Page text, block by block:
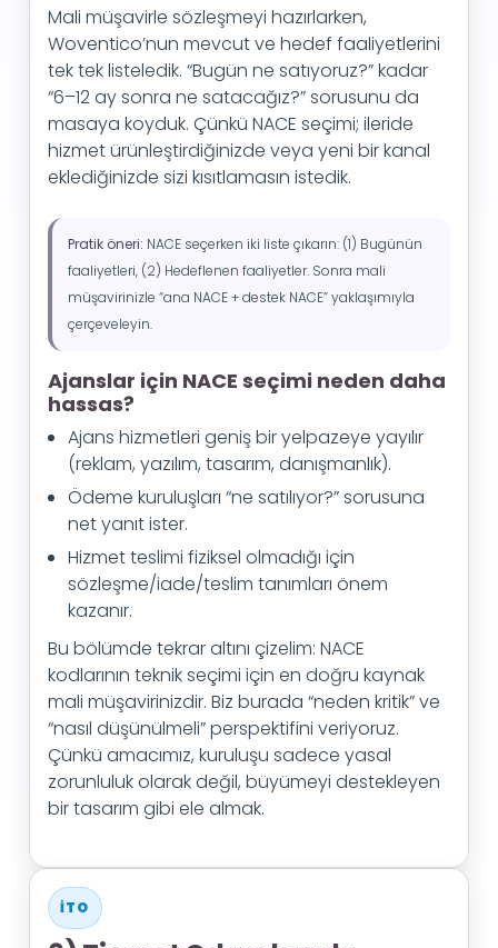
Mali müşavirle sözleşmeyi hazırlarken,
Woventico’nun mevcut ve hedef faaliyetlerini
tek tek listeledik. “Bugün ne satıyoruz?” kadar
“6–12 ay sonra ne satacağız?” sorusunu da
masaya koyduk. Çünkü NACE seçimi; ileride
hizmet ürünleştirdiğinizde veya yeni bir kanal
eklediğinizde sizi kısıtlamasın istedik.
Pratik öneri: NACE seçerken iki liste çıkarın: (1) Bugünün
faaliyetleri, (2) Hedeflenen faaliyetler. Sonra mali
müşavirinizle “ana NACE + destek NACE” yaklaşımıyla
çerçeveleyin.
Ajanslar için NACE seçimi neden daha
hassas?
Ajans hizmetleri geniş bir yelpazeye yayılır
(reklam, yazılım, tasarım, danışmanlık).
Ödeme kuruluşları “ne satılıyor?” sorusuna
net yanıt ister.
Hizmet teslimi fiziksel olmadığı için
sözleşme/iade/teslim tanımları önem
kazanır.
Bu bölümde tekrar altını çizelim: NACE
kodlarının teknik seçimi için en doğru kaynak
mali müşavirinizdir. Biz burada “neden kritik” ve
“nasıl düşünülmeli” perspektifini veriyoruz.
Çünkü amacımız, kuruluşu sadece yasal
zorunluluk olarak değil, büyümeyi destekleyen
bir tasarım gibi ele almak.
İTO